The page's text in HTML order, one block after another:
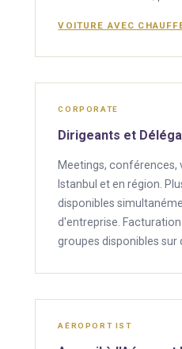
VOITURE AVEC
CORPORATE
Dirigeants et
Meetings, conférences,
Istanbul et en région.
disponibles
d'entreprise.
groupes disponibles sur
AÉROPORT IST